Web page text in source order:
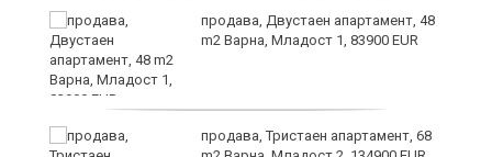
продава, Двустаен апартамент, 48
m2 Варна, Младост 1, 83900 EUR
продава, Тристаен апартамент, 68